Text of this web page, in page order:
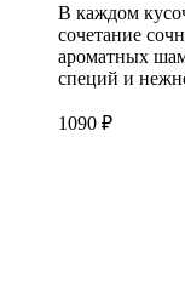
В каждом
сочетание
ароматных
специй и
1090 ₽